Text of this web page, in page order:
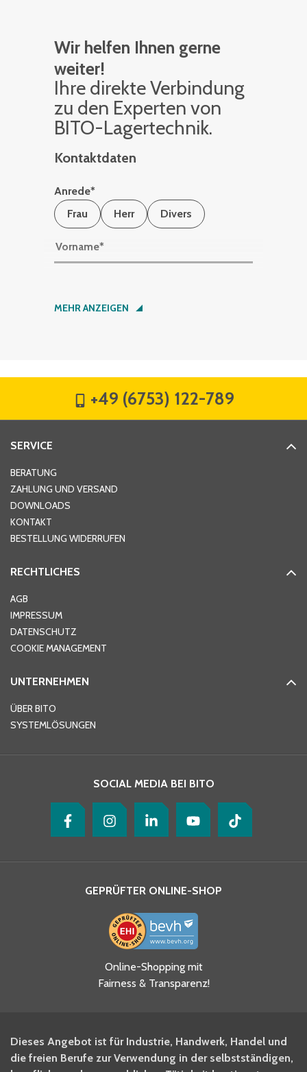
Wir helfen Ihnen gerne
weiter!
Ihre di­rek­te Ver­bin­dung
zu den Ex­per­ten von
BITO-La­ger­tech­nik.
Kontaktdaten
Anrede*
Frau
Herr Divers
Vorname*
Nachname*
Hausnummer
Ort*
Telefon
Ja, ich habe die
Datenschutzhinweise gelesen
und akzeptiere diese.
BITO Newsletter Fachwissen
Intralogistiker anmelden.
MEHR ANZEIGEN
+49 (6753) 122-789
SERVICE
BERATUNG
ZAHLUNG UND VERSAND
DOWNLOADS
KONTAKT
BESTELLUNG WIDERRUFEN
RECHTLICHES
AGB
IMPRESSUM
DATENSCHUTZ
COOKIE MANAGEMENT
UNTERNEHMEN
ÜBER BITO
SYSTEMLÖSUNGEN
SOCIAL MEDIA BEI BITO
GEPRÜFTER ONLINE-SHOP
Online-Shopping mit
Fairness & Transparenz!
Dieses Angebot ist für Industrie, Handwerk, Handel und
die freien Berufe zur Verwendung in der selbstständigen,